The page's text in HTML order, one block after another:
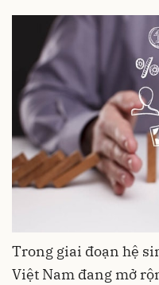
Trong giai đoạn hệ
Việt Nam đang mở